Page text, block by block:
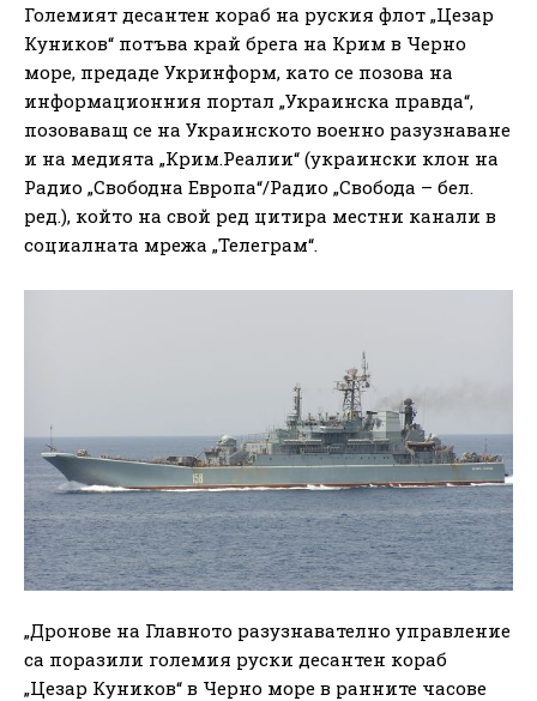
Големият десантен кораб на руския флот „Цезар
Куников“ потъва край брега на Крим в Черно
море, предаде Укринформ, като се позова на
информационния портал „Украинска правда“,
позоваващ се на Украинското военно разузнаване
и на медията „Крим.Реалии“ (украински клон на
Радио „Свободна Европа“/Радио „Свобода – бел.
ред.), който на свой ред цитира местни канали в
социалната мрежа „Телеграм“.
„Дронове на Главното разузнавателно управление
са поразили големия руски десантен кораб
„Цезар Куников“ в Черно море в ранните часове